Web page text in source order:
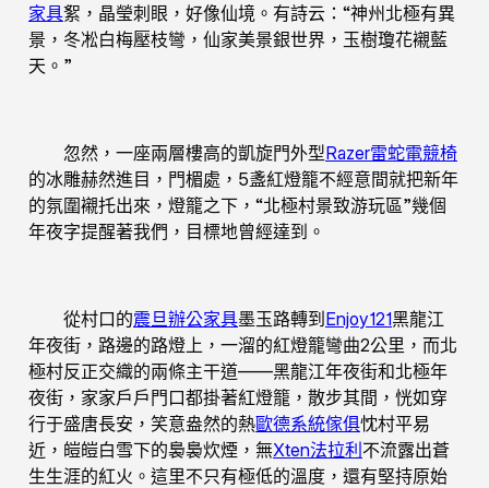
家具絮，晶瑩刺眼，好像仙境。有詩云：“神州北極有異
景，冬凇白梅壓枝彎，仙家美景銀世界，玉樹瓊花襯藍
天。”
忽然，一座兩層樓高的凱旋門外型Razer雷蛇電競椅
的冰雕赫然進目，門楣處，5盞紅燈籠不經意間就把新年
的氛圍襯托出來，燈籠之下，“北極村景致游玩區”幾個
年夜字提醒著我們，目標地曾經達到。
從村口的震旦辦公家具墨玉路轉到Enjoy121黑龍江
年夜街，路邊的路燈上，一溜的紅燈籠彎曲2公里，而北
極村反正交織的兩條主干道——黑龍江年夜街和北極年
夜街，家家戶戶門口都掛著紅燈籠，散步其間，恍如穿
行于盛唐長安，笑意盎然的熱歐德系統傢俱忱村平易
近，皚皚白雪下的裊裊炊煙，無Xten法拉利不流露出蒼
生生涯的紅火。這里不只有極低的溫度，還有堅持原始